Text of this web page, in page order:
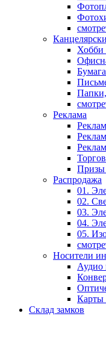
Хобби
Реклама
Призы
Распродажа
01.
02.
03.
04.
05.
Носители
Аудио
Карты
Склад замков